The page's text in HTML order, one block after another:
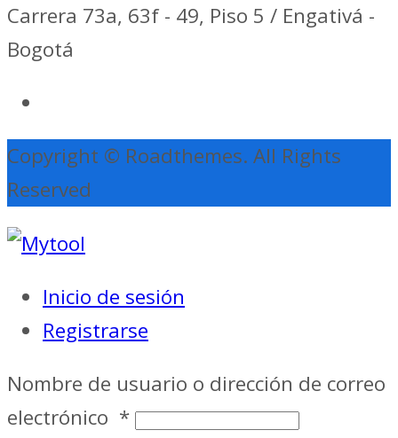
Carrera 73a, 63f - 49, Piso 5 / Engativá -
Bogotá
Copyright © Roadthemes. All Rights
Reserved
Inicio de sesión
Registrarse
Nombre de usuario o dirección de correo
electrónico *